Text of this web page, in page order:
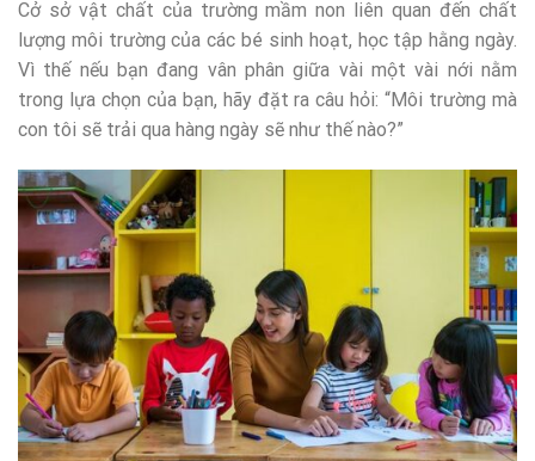
Cở sở vật chất của trường mầm non liên quan đến chất
lượng môi trường của các bé sinh hoạt, học tập hằng ngày.
Vì thế nếu bạn đang vân phân giữa vài một vài nới nằm
trong lựa chọn của bạn, hãy đặt ra câu hỏi: “Môi trường mà
con tôi sẽ trải qua hàng ngày sẽ như thế nào?”